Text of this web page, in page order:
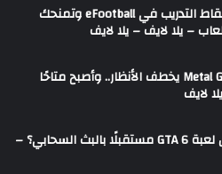
الأداة العربية التي تمنع هدر نقاط التدريب في eFootball وتمنحك
– يلا لايف – يلا لايف
ريميك غير رسمي لـ Metal Gear Solid يخطف الأنظار.. وأصبح متاحًا
لايف
هل تخطط Take-Two لتشغيل لعبة GTA 6 مستقبلًا بالبث السحابي؟ –